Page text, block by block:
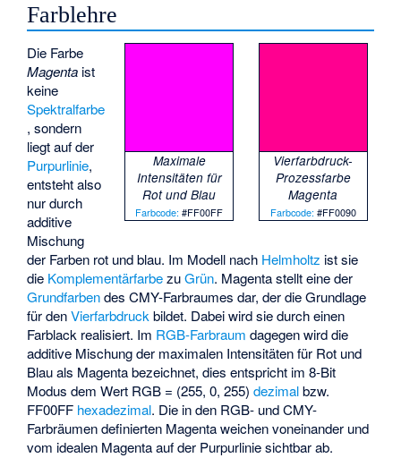
Farblehre
Vierfarbdruck-
Prozessfarbe
Magenta
Farbcode: #FF0090
Maximale
Intensitäten für
Rot und Blau
Farbcode: #FF00FF
Die Farbe
Magenta ist
keine
Spektralfarbe
, sondern
liegt auf der
Purpurlinie,
entsteht also
nur durch
additive
Mischung
der Farben rot und blau. Im Modell nach Helmholtz ist sie
die KomplementärfarbezuGrün. Magenta stellt eine der
GrundfarbendesCMY-Farbraumes dar, der die Grundlage
für denVierfarbdruckbildet. Dabei wird sie durch einen
Farblack realisiert. Im RGB-Farbraum dagegen wird die
additive Mischung der maximalen Intensitäten für Rot und
Blau als Magenta bezeichnet, dies entspricht im 8-Bit
Modus dem Wert RGB = (255, 0, 255)dezimalbzw.
FF00FF hexadezimal. Die in den RGB- und CMY-
Farbräumen definierten Magenta weichen voneinander und
vom idealen Magenta auf der Purpurlinie sichtbar ab.